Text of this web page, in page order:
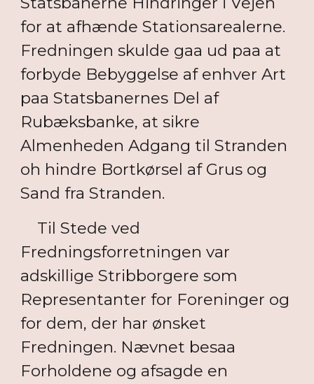
for at afhænde Stationsarealerne.
Fredningen skulde gaa ud paa at
forbyde Bebyggelse af enhver Art
paa Statsbanernes Del af
Rubæksbanke, at sikre
Almenheden Adgang til Stranden
oh hindre Bortkørsel af Grus og
Sand fra Stranden.
Til Stede ved
Fredningsforretningen var
adskillige Stribborgere som
Representanter for Foreninger og
for dem, der har ønsket
Fredningen. Nævnet besaa
Forholdene og afsagde en